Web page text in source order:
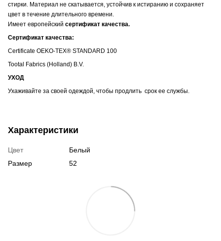
стирки. Материал не скатывается, устойчив к истиранию и сохраняет
цвет в течение длительного времени.
Имеет европейский сертификат качества.
Сертификат качества:
Certificate OEKO-TEX® STANDARD 100
Tootal Fabrics (Holland) B.V.
УХОД
Ухаживайте за своей одеждой, чтобы продлить срок ее службы.
Характеристики
Цвет
Белый
Размер
52